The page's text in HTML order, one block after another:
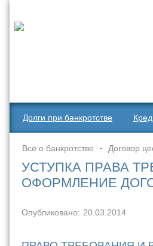
Долги при банкротстве
Всё о банкротстве Договор
УСТУПКА ПРАВА
ОФОРМЛЕНИЕ
Опубликовано: 20.03.2014